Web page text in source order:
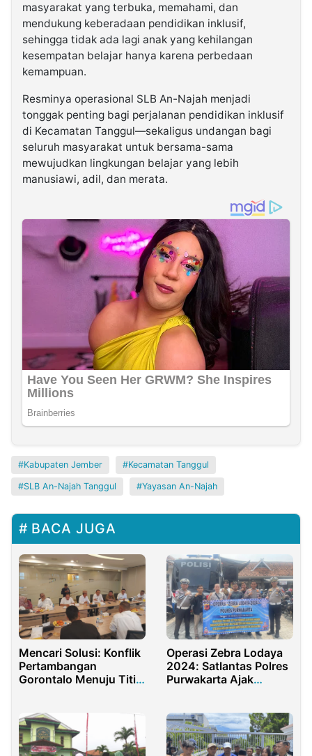
masyarakat yang terbuka, memahami, dan
mendukung keberadaan pendidikan inklusif,
sehingga tidak ada lagi anak yang kehilangan
kesempatan belajar hanya karena perbedaan
kemampuan.
Resminya operasional SLB An-Najah menjadi
tonggak penting bagi perjalanan pendidikan inklusif
di Kecamatan Tanggul—sekaligus undangan bagi
seluruh masyarakat untuk bersama-sama
mewujudkan lingkungan belajar yang lebih
manusiawi, adil, dan merata.
Kabupaten Jember Kecamatan Tanggul
SLB An-Najah Tanggul Yayasan An-Najah
BACA JUGA
Mencari Solusi: Konflik
Pertambangan
Gorontalo Menuju Titik
Operasi Zebra Lodaya
2024: Satlantas Polres
Purwakarta Ajak